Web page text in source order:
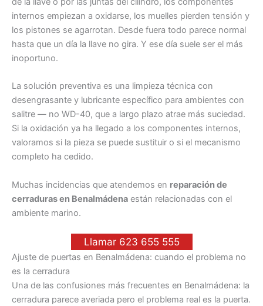
internos empiezan a oxidarse, los muelles pierden tensión y
los pistones se agarrotan. Desde fuera todo parece normal
hasta que un día la llave no gira. Y ese día suele ser el más
inoportuno.
La solución preventiva es una limpieza técnica con
desengrasante y lubricante específico para ambientes con
salitre — no WD-40, que a largo plazo atrae más suciedad.
Si la oxidación ya ha llegado a los componentes internos,
valoramos si la pieza se puede sustituir o si el mecanismo
completo ha cedido.
Muchas incidencias que atendemos en reparación de
cerraduras en Benalmádena están relacionadas con el
ambiente marino.
Llamar 623 655 555
Ajuste de puertas en Benalmádena: cuando el problema no
es la cerradura
Una de las confusiones más frecuentes en Benalmádena: la
cerradura parece averiada pero el problema real es la puerta.